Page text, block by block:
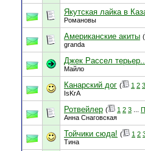
Якутская лайка в
Романовы
Американские акиты (
granda
Джек Рассел
Майло
Канарский дог ( 1 2 3
IsKrA
Ротвейлер ( 1 2 3
Анна Снаговская
Тойчики сюда! ( 1 2
Тина